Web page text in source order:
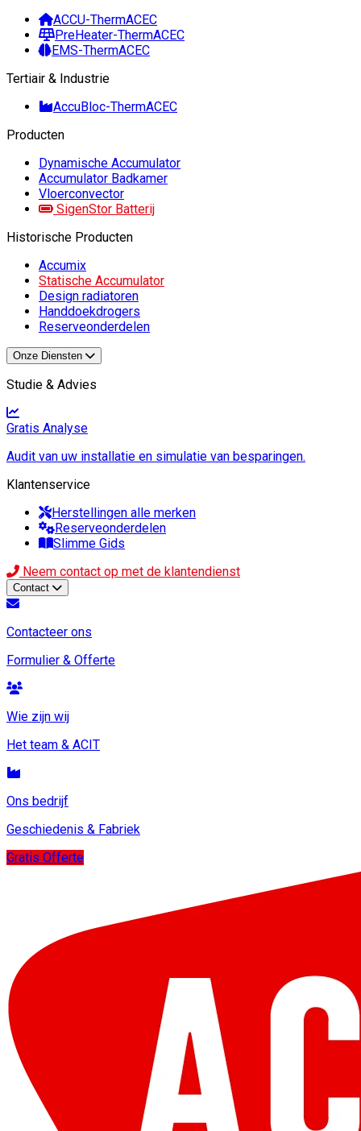
ACCU-ThermACEC
PreHeater-ThermACEC
EMS-ThermACEC
Tertiair & Industrie
AccuBloc-ThermACEC
Producten
Dynamische Accumulator
Accumulator Badkamer
Vloerconvector
SigenStor Batterij
Historische Producten
Accumix
Statische Accumulator
Design radiatoren
Handdoekdrogers
Reserveonderdelen
Onze Diensten
Studie & Advies
Gratis Analyse
Audit van uw installatie en simulatie van besparingen.
Klantenservice
Herstellingen alle merken
Reserveonderdelen
Slimme Gids
Neem contact op met de klantendienst
Contact
Contacteer ons
Formulier & Offerte
Wie zijn wij
Het team & ACIT
Ons bedrijf
Geschiedenis & Fabriek
Gratis Offerte